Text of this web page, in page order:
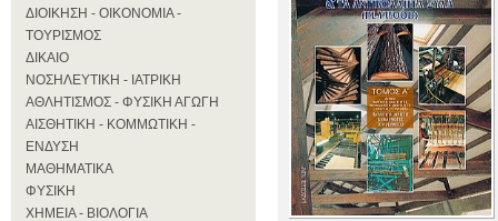
ΔΙΟΙΚΗΣΗ - ΟΙΚΟΝΟΜΙΑ -
ΤΟΥΡΙΣΜΟΣ
ΔΙΚΑΙΟ
ΝΟΣΗΛΕΥΤΙΚΗ - ΙΑΤΡΙΚΗ
ΑΘΛΗΤΙΣΜΟΣ - ΦΥΣΙΚΗ ΑΓΩΓΗ
ΑΙΣΘΗΤΙΚΗ - ΚΟΜΜΩΤΙΚΗ -
ΕΝΔΥΣΗ
ΜΑΘΗΜΑΤΙΚΑ
ΦΥΣΙΚΗ
ΧΗΜΕΙΑ - ΒΙΟΛΟΓΙΑ